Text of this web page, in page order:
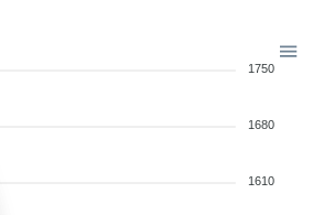
1750
1680
1610